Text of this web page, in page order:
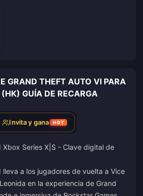
GRAND THEFT AUTO VI PARA
(HK) GUÍA DE RECARGA
Invita y gana HOT
Xbox Series X|S - Clave digital de
lleva a los jugadores de vuelta a Vice
en la experiencia de Grand